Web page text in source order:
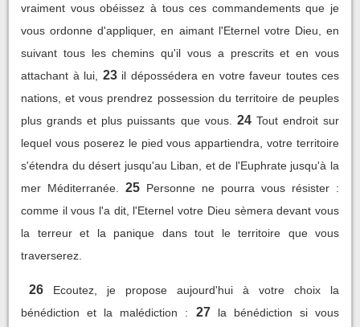
vraiment vous obéissez à tous ces commandements que je
vous ordonne d'appliquer, en aimant l'Eternel votre Dieu, en
suivant tous les chemins qu'il vous a prescrits et en vous
attachant à lui,
23 il dépossédera en votre faveur toutes ces
nations, et vous prendrez possession du territoire de peuples
plus grands et plus puissants que vous.
24 Tout endroit sur
lequel vous poserez le pied vous appartiendra, votre territoire
s'étendra du désert jusqu'au Liban, et de l'Euphrate jusqu'à la
mer Méditerranée.
25 Personne ne pourra vous résister :
comme il vous l'a dit, l'Eternel votre Dieu sèmera devant vous
la terreur et la panique dans tout le territoire que vous
traverserez.
26
Ecoutez, je propose aujourd'hui à votre choix la
bénédiction et la malédiction :
27
la bénédiction si vous